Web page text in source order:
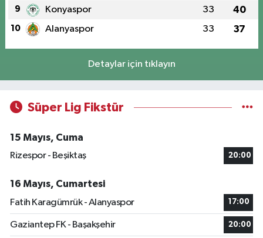
9 Konyaspor 33 40
10 Alanyaspor 33 37
Detaylar için tıklayın
Süper Lig Fikstür
15 Mayıs, Cuma
Rizespor - Beşiktaş
20:00
16 Mayıs, Cumartesi
Fatih Karagümrük - Alanyaspor
17:00
Gaziantep FK - Başakşehir 20:00